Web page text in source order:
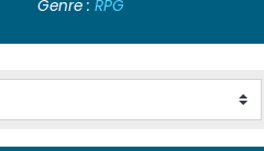
Genre : RPG